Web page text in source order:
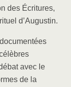
des Écritures,
d’Augustin.
avec le
de la